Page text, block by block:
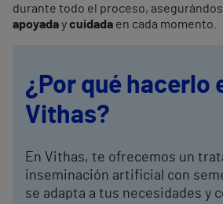
durante todo el proceso,
apoyadaycuidada en cada momento.
¿Por qué hacerlo
Vithas?
En Vithas, te ofrecemos un
inseminación artificial con
se adapta a tus necesidades y